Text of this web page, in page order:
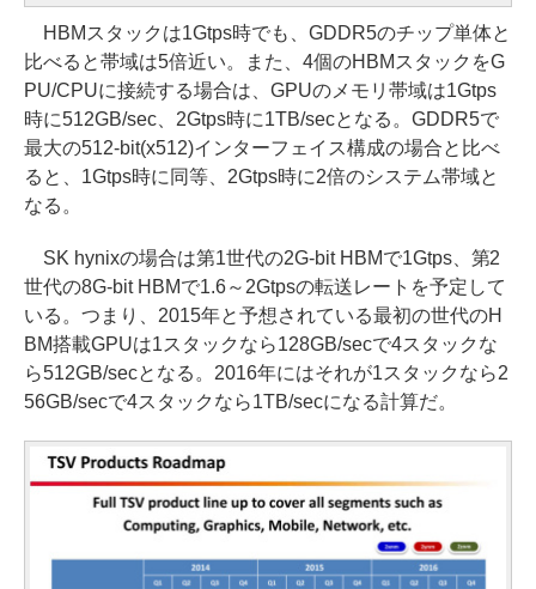
HBMスタックは1Gtps時でも、GDDR5のチップ単体と
比べると帯域は5倍近い。また、4個のHBMスタックをG
PU/CPUに接続する場合は、GPUのメモリ帯域は1Gtps
時に512GB/sec、2Gtps時に1TB/secとなる。GDDR5で
最大の512-bit(x512)インターフェイス構成の場合と比べ
ると、1Gtps時に同等、2Gtps時に2倍のシステム帯域と
なる。
SK hynixの場合は第1世代の2G-bit HBMで1Gtps、第2
世代の8G-bit HBMで1.6～2Gtpsの転送レートを予定して
いる。つまり、2015年と予想されている最初の世代のH
BM搭載GPUは1スタックなら128GB/secで4スタックな
ら512GB/secとなる。2016年にはそれが1スタックなら2
56GB/secで4スタックなら1TB/secになる計算だ。